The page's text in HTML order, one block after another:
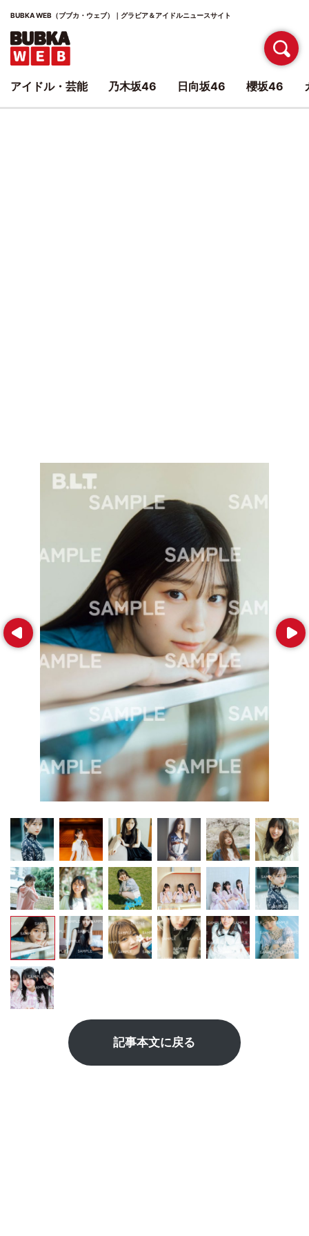
BUBKA WEB（ブブカ・ウェブ）｜グラビア＆アイドルニュースサイト
Prev Next
記事本文に戻る
アイドル・芸能 乃木坂46 日向坂46 櫻坂46